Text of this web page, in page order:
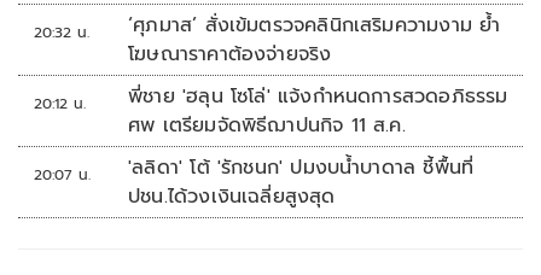
20:32 น.
‘ศุภมาส’ สั่งเข้มตรวจคลินิกเสริมความงาม ย้ำ
โฆษณาราคาต้องจ่ายจริง
20:12 น.
พี่ชาย 'ฮลุน โซโล่' แจ้งกำหนดการสวดอภิธรรม
ศพ เตรียมจัดพิธีฌาปนกิจ 11 ส.ค.
20:07 น.
'ลลิดา' โต้ 'รักชนก' ปมงบน้ำบาดาล ชี้พื้นที่
ปชน.ได้วงเงินเฉลี่ยสูงสุด